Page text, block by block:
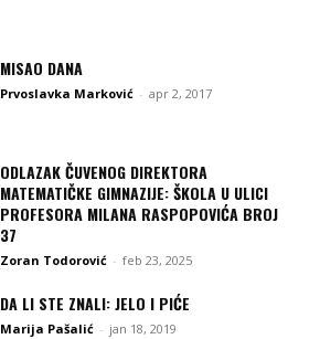
MISAO DANA
Prvoslavka Marković - apr 2, 2017
ODLAZAK ČUVENOG DIREKTORA
MATEMATIČKE GIMNAZIJE: ŠKOLA U ULICI
PROFESORA MILANA RASPOPOVIĆA BROJ
37
Zoran Todorović - feb 23, 2025
DA LI STE ZNALI: JELO I PIĆE
Marija Pašalić - jan 18, 2019